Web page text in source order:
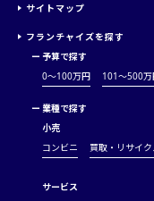
サイトマップ
フランチャイズを探す
ー 予算で探す
0～100万円
101～500万
ー 業種で探す
小売
コンビニ
買取・リサイ
サービス